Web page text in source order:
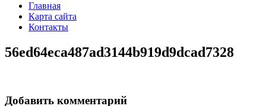
Главная
Карта сайта
Контакты
56ed64eca487ad3144b919d9dcad7328
Добавить комментарий